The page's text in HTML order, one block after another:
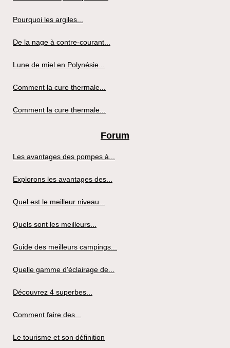
Pourquoi les argiles...
De la nage à contre-courant...
Lune de miel en Polynésie...
Comment la cure thermale...
Comment la cure thermale...
Forum
Les avantages des pompes à...
Explorons les avantages des...
Quel est le meilleur niveau...
Quels sont les meilleurs...
Guide des meilleurs campings...
Quelle gamme d'éclairage de...
Découvrez 4 superbes...
Comment faire des...
Le tourisme et son définition